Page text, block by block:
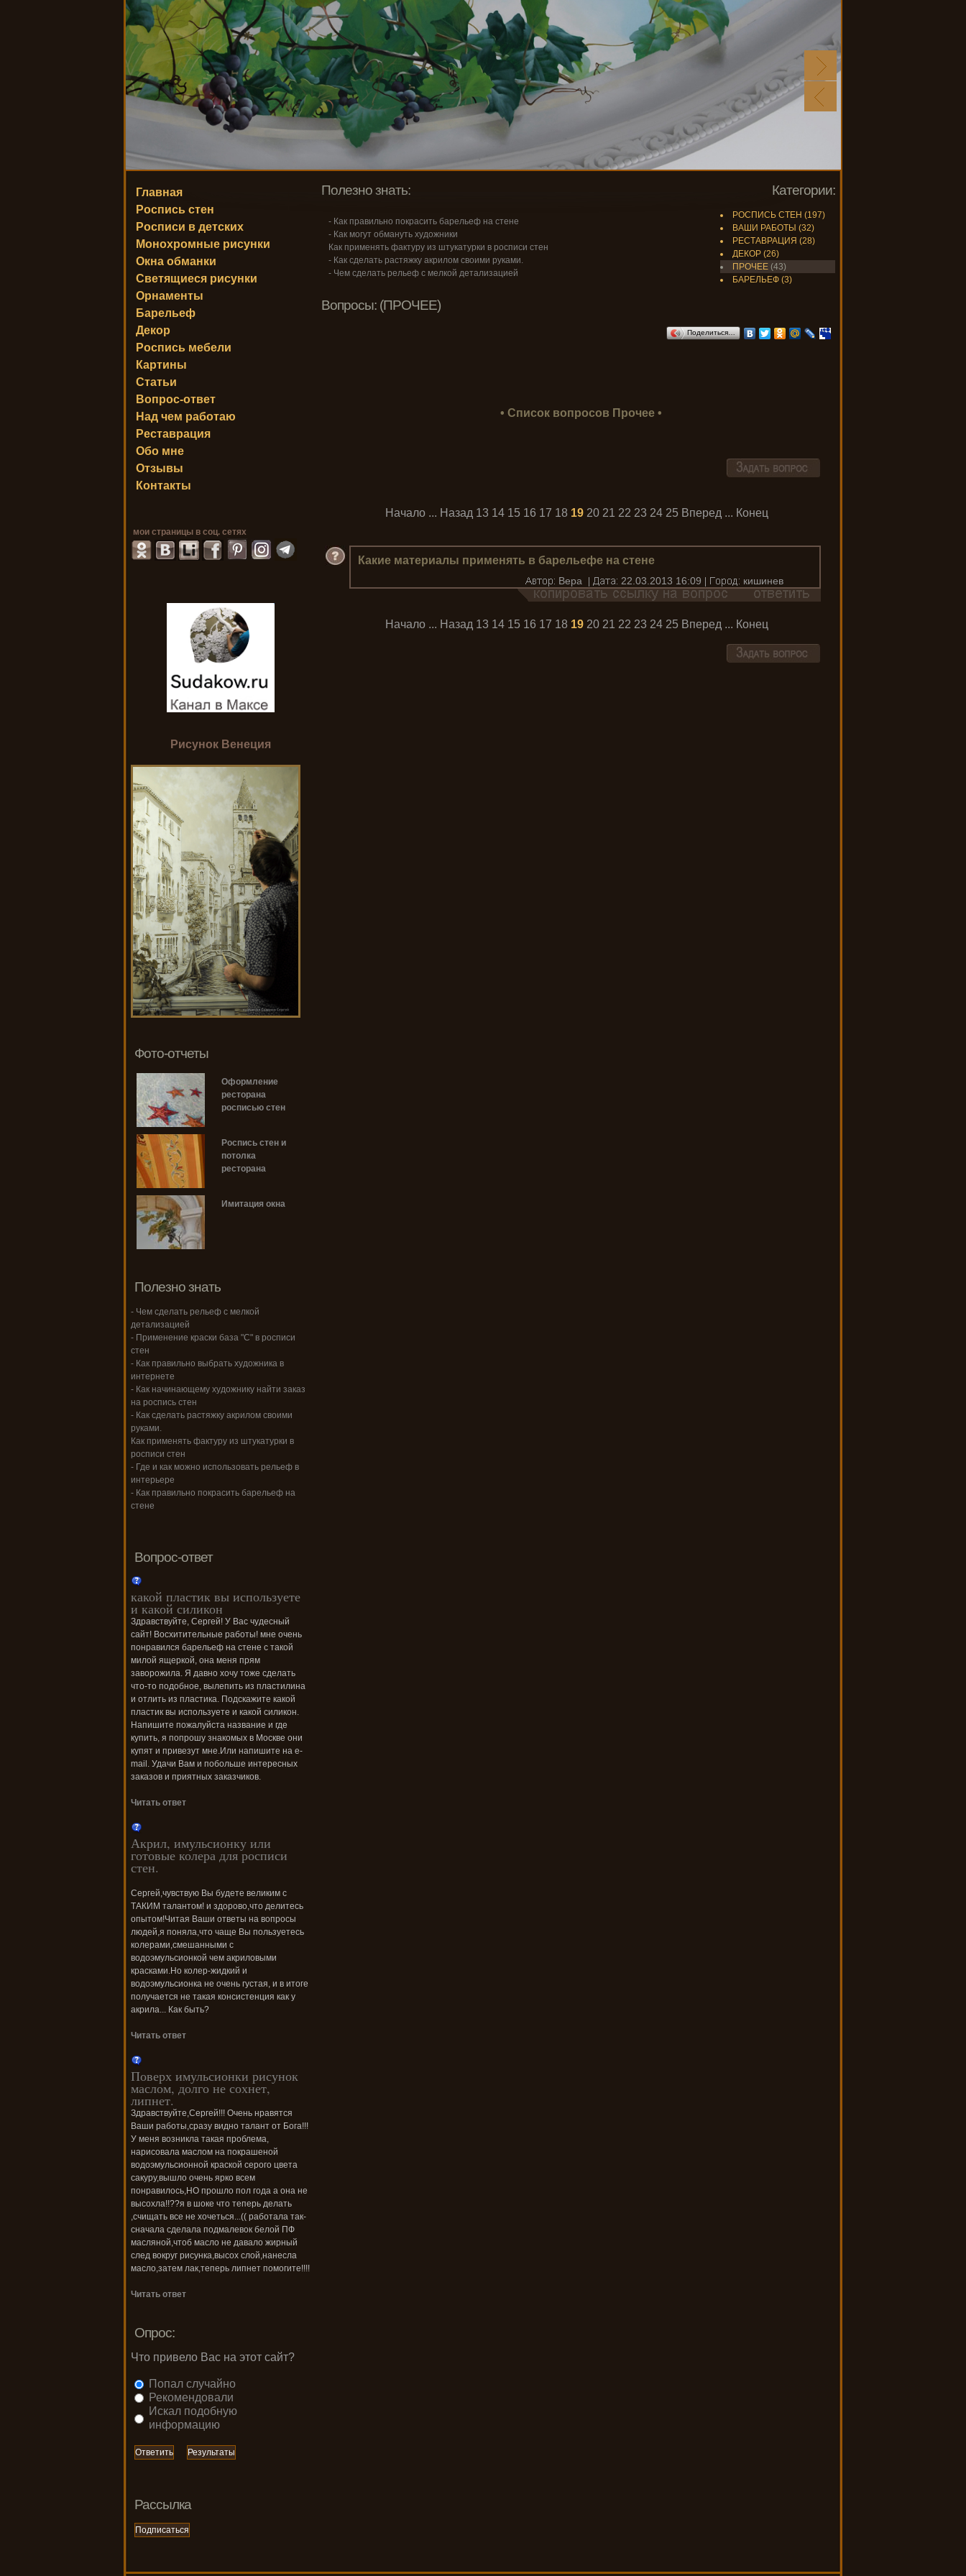
Полезно знать: Категории:
- Как правильно покрасить барельеф на стене
- Как могут обмануть художники
Как применять фактуру из штукатурки в росписи стен
- Как сделать растяжку акрилом своими руками.
- Чем сделать рельеф с мелкой детализацией
РОСПИСЬ СТЕН (197)
ВАШИ РАБОТЫ (32)
РЕСТАВРАЦИЯ (28)
ДЕКОР (26)
ПРОЧЕЕ (43)
БАРЕЛЬЕФ (3)
Вопросы: (ПРОЧЕЕ)
Поделиться…
• Список вопросов Прочее •
Начало... Назад 13 14 15 16 17 18 19 20 21 22 23 24 25 Вперед ... Конец
Какие материалы применять в барельефе на стене
Bера 22.03.2013 16:09 кишинев
Начало... Назад 13 14 15 16 17 18 19 20 21 22 23 24 25 Вперед ... Конец
Главная
Роспись стен
Росписи в детских
Монохромные рисунки
Окна обманки
Светящиеся рисунки
Орнаменты
Барельеф
Декор
Роспись мебели
Картины
Статьи
Вопрос-ответ
Над чем работаю
Реставрация
Обо мне
Отзывы
Контакты
мои страницы в соц. сетях
Рисунок Венеция
Фото-отчеты
Оформление
ресторана
росписью стен
Роспись стен и
потолка
ресторана
Имитация окна
Полезно знать
- Чем сделать рельеф с мелкой
детализацией
- Применение краски база "С" в росписи
стен
- Как правильно выбрать художника в
интернете
- Как начинающему художнику найти заказ
на роспись стен
- Как сделать растяжку акрилом своими
руками.
Как применять фактуру из штукатурки в
росписи стен
- Где и как можно использовать рельеф в
интерьере
- Как правильно покрасить барельеф на
стене
Вопрос-ответ
какой пластик вы используете
и какой силикон
Здравствуйте, Сергей! У Вас чудесный
сайт! Восхитительные работы! мне очень
понравился барельеф на стене с такой
милой ящеркой, она меня прям
заворожила. Я давно хочу тоже сделать
что-то подобное, вылепить из пластилина
и отлить из пластика. Подскажите какой
пластик вы используете и какой силикон.
Напишите пожалуйста название и где
купить, я попрошу знакомых в Москве они
купят и привезут мне.Или напишите на e-
mail. Удачи Вам и побольше интересных
заказов и приятных заказчиков.
Читать ответ
Акрил, имульсионку или
готовые колера для росписи
стен.
Сергей,чувствую Вы будете великим с
ТАКИМ талантом! и здорово,что делитесь
опытом!Читая Ваши ответы на вопросы
людей,я поняла,что чаще Вы пользуетесь
колерами,смешанными с
водоэмульсионкой чем акриловыми
красками.Но колер-жидкий и
водоэмульсионка не очень густая, и в итоге
получается не такая консистенция как у
акрила... Как быть?
Читать ответ
Поверх имульсионки рисунок
маслом, долго не сохнет,
липнет.
Здравствуйте,Сергей!!! Очень нравятся
Ваши работы,сразу видно талант от Бога!!!
У меня возникла такая проблема,
нарисовала маслом на покрашеной
водоэмульсионной краской серого цвета
сакуру,вышло очень ярко всем
понравилось,НО прошло пол года а она не
высохла!!??я в шоке что теперь делать
,счищать все не хочеться...(( работала так-
сначала сделала подмалевок белой ПФ
масляной,чтоб масло не давало жирный
след вокруг рисунка,высох слой,нанесла
масло,затем лак,теперь липнет помогите!!!!
Читать ответ
Опрос:
Что привело Вас на этот сайт?
Попал случайно
Рекомендовали
Искал подобную
информацию
Рассылка